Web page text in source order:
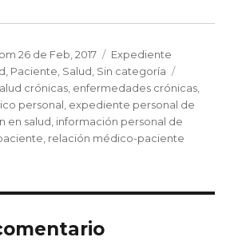
26 de Feb, 2017 Categorías
Expediente
Paciente Salud Sin categoría
crónicas enfermedades crónicas
personal expediente personal de
en salud información personal de
relación médico-paciente